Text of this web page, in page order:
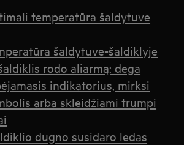
temperatūra šaldytuve
šaldytuve-šaldiklyje
rodo aliarmą: dega
indikatorius, mirksi
arba skleidžiami trumpi
dugno susidaro ledas